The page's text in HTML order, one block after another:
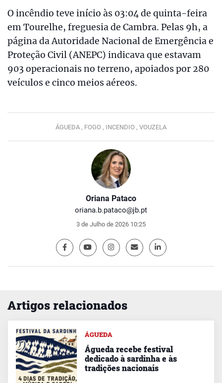
Oriana Pataco
oriana.b.pataco@jb.pt
3 de Julho de 2026 10:25
O incêndio teve início às 03:04 de quinta-feira
em Tourelhe, freguesia de Cambra. Pelas 9h, a
página da Autoridade Nacional de Emergência e
Proteção Civil (ANEPC) indicava que estavam
903 operacionais no terreno, apoiados por 280
veículos e cinco meios aéreos.
ÁGUEDA , FOGO , INCENDIO , VOUZELA
Artigos relacionados
ÁGUEDA
Águeda recebe festival
dedicado à sardinha e às
tradições nacionais